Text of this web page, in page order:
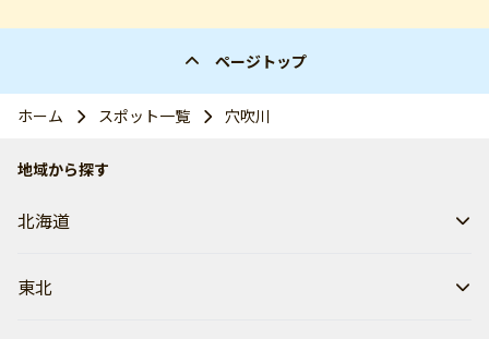
ページトップ
ホーム スポット一覧 穴吹川
地域から探す
北海道
東北